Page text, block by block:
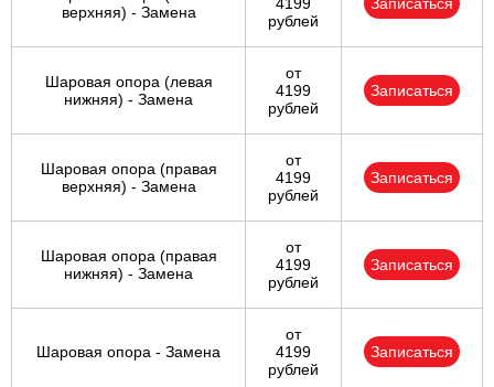
верхняя) - Замена
4199
рублей
Записаться
Шаровая опора (левая
нижняя) - Замена
от
4199
рублей
Записаться
Шаровая опора (правая
верхняя) - Замена
от
4199
рублей
Записаться
Шаровая опора (правая
нижняя) - Замена
от
4199
рублей
Записаться
Шаровая опора - Замена
от
4199
рублей
Записаться